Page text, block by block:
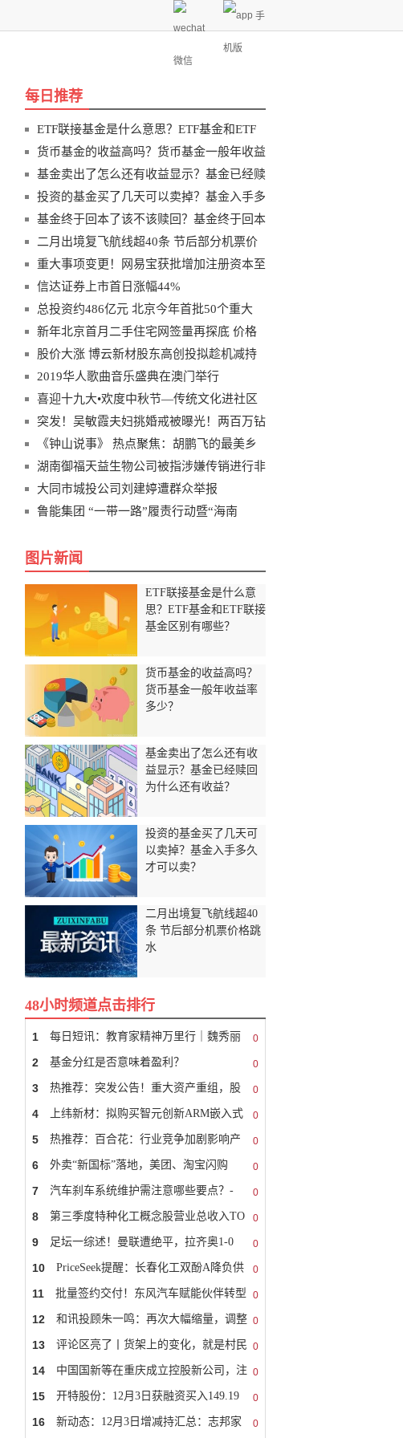
微信
手
机版
每日推荐
ETF联接基金是什么意思？ETF基金和ETF
联
货币基金的收益高吗？货币基金一般年收益
基金卖出了怎么还有收益显示？基金已经赎
投资的基金买了几天可以卖掉？基金入手多
基金终于回本了该不该赎回？基金终于回本
二月出境复飞航线超40条 节后部分机票价
重大事项变更！网易宝获批增加注册资本至
信达证券上市首日涨幅44%
总投资约486亿元 北京今年首批50个重大
新年北京首月二手住宅网签量再探底 价格
股价大涨 博云新材股东高创投拟趁机减持
2019华人歌曲音乐盛典在澳门举行
喜迎十九大•欢度中秋节—传统文化进社区
突发！吴敏霞夫妇挑婚戒被曝光！两百万钻
《钟山说事》 热点聚焦：胡鹏飞的最美乡
湖南御福天益生物公司被指涉嫌传销进行非
大同市城投公司刘建婷遭群众举报
鲁能集团 “一带一路”履责行动暨“海南
图片新闻
ETF联接基金是什么意
思？ETF基金和ETF联接
基金区别有哪些？
货币基金的收益高吗？
货币基金一般年收益率
多少？
基金卖出了怎么还有收
益显示？基金已经赎回
为什么还有收益？
投资的基金买了几天可
以卖掉？基金入手多久
才可以卖？
二月出境复飞航线超40
条 节后部分机票价格跳
水
48小时频道点击排行
0
1 每日短讯：教育家精神万里行｜魏秀丽
0
2 基金分红是否意味着盈利？
0
3 热推荐：突发公告！重大资产重组，股
0
4 上纬新材：拟购买智元创新ARM嵌入式
0
5 热推荐：百合花：行业竞争加剧影响产
0
6 外卖“新国标”落地，美团、淘宝闪购
0
7 汽车刹车系统维护需注意哪些要点？-
0
8 第三季度特种化工概念股营业总收入TO
0
9 足坛一综述！曼联遭绝平，拉齐奥1-0
0
10 PriceSeek提醒：长春化工双酚A降负供
0
11 批量签约交付！东风汽车赋能伙伴转型
0
12 和讯投顾朱一鸣：再次大幅缩量，调整
0
13 评论区亮了丨货架上的变化，就是村民
0
14 中国国新等在重庆成立控股新公司，注
0
15 开特股份：12月3日获融资买入149.19
0
16 新动态：12月3日增减持汇总：志邦家